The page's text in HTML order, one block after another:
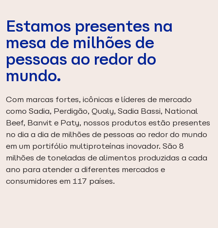
Estamos presentes na
mesa de milhões de
pessoas ao redor do
mundo.
Com marcas fortes, icônicas e líderes de mercado
como Sadia, Perdigão, Qualy, Sadia Bassi, National
Beef, Banvit e Paty, nossos produtos estão presentes
no dia a dia de milhões de pessoas ao redor do mundo
em um portifólio multiproteínas inovador. São 8
milhões de toneladas de alimentos produzidas a cada
ano para atender a diferentes mercados e
consumidores em 117 países.